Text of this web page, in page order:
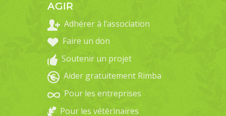
AGIR
Adhérer à l’association
Faire un don
Soutenir un projet
Aider gratuitement Rimba
Pour les entreprises
Pour les vétérinaires